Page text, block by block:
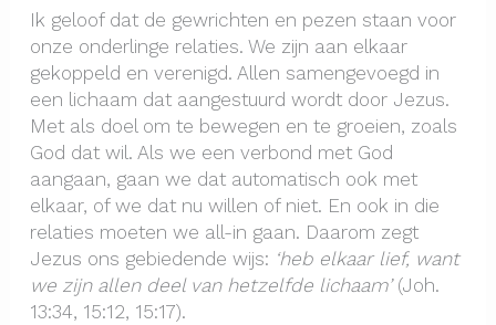
Ik geloof dat de gewrichten en pezen staan voor
onze onderlinge relaties. We zijn aan elkaar
gekoppeld en verenigd. Allen samengevoegd in
een lichaam dat aangestuurd wordt door Jezus.
Met als doel om te bewegen en te groeien, zoals
God dat wil. Als we een verbond met God
aangaan, gaan we dat automatisch ook met
elkaar, of we dat nu willen of niet. En ook in die
relaties moeten we all-in gaan. Daarom zegt
Jezus ons gebiedende wijs: ‘heb elkaar lief, want
we zijn allen deel van hetzelfde lichaam’(Joh.
13:34, 15:12, 15:17).